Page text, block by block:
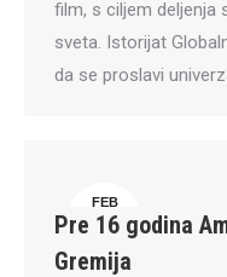
film, s ciljem deljenja
sveta. Istorijat
da se proslavi
FEB
10
Pre 16 godina
Gremija